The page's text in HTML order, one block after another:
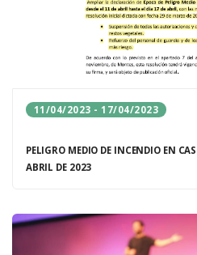
11/04/2023 - 17/04/2023
PELIGRO MEDIO DE INCENDIO EN
ABRIL DE 2023